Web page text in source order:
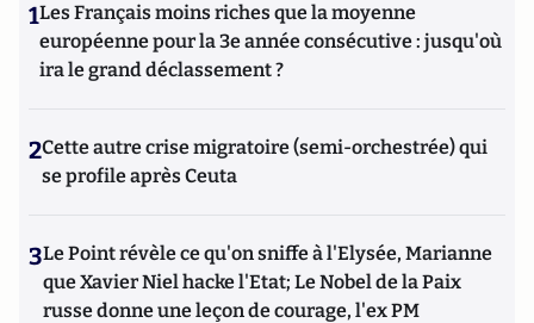
1Les Français moins riches que la moyenne
européenne pour la 3e année consécutive : jusqu'où
ira le grand déclassement ?
2Cette autre crise migratoire (semi-orchestrée) qui
se profile après Ceuta
3Le Point révèle ce qu'on sniffe à l'Elysée, Marianne
que Xavier Niel hacke l'Etat; Le Nobel de la Paix
russe donne une leçon de courage, l'ex PM